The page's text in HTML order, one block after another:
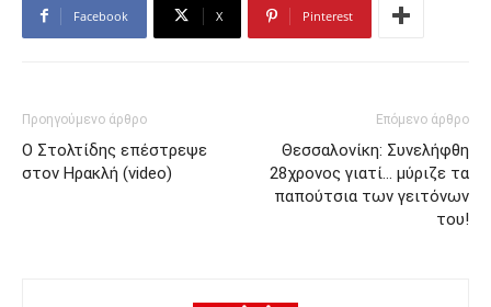
Facebook X Pinterest
Προηγούμενο άρθρο
Ο Στολτίδης επέστρεψε
στον Ηρακλή (video)
Επόμενο άρθρο
Θεσσαλονίκη: Συνελήφθη
28χρονος γιατί… μύριζε τα
παπούτσια των γειτόνων
του!